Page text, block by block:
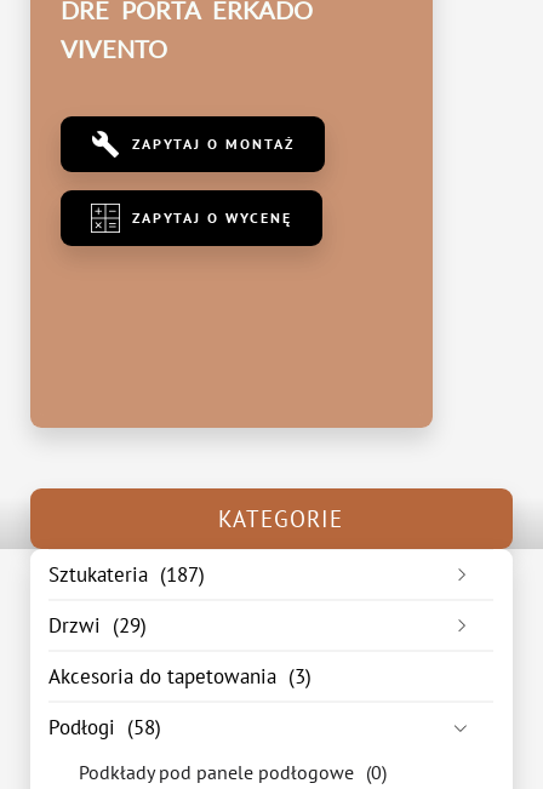
DRE PORTA ERKADO
VIVENTO
ZAPYTAJ O MONTAŻ
ZAPYTAJ O WYCENĘ
KATEGORIE
Sztukateria (187)
Listwa przypodłogowa
Listwa ścienna (44)
Drzwi (29)
Drzwi wewnętrzne (15)
Akcesoria do tapetowania (3)
Podłogi (58)
Podkłady pod panele podłogowe (0)